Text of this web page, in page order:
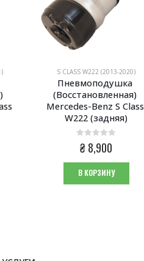
S CLASS W222 (2013-2020)
Пневмоподушка
(Восстановленная)
Mercedes-Benz S Class
W222 (задняя)
0из 5
₴8,900
В КОРЗИНУ